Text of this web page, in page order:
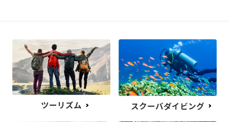
ツーリズム スクーバダイビング